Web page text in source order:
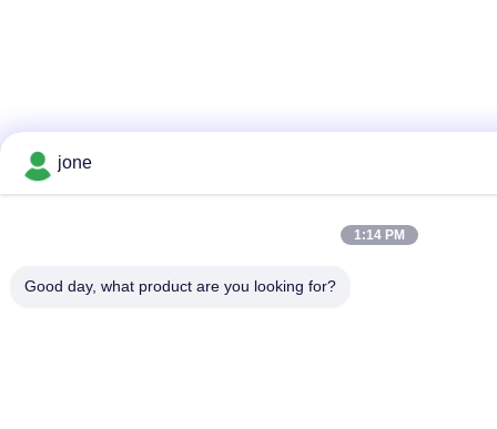
jone
1:14 PM
Good day, what product are you looking for?